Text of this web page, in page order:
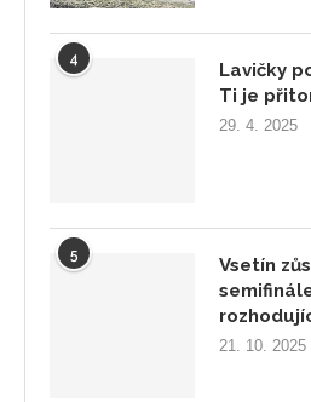
4
Lavičky
Ti je
29. 4. 2025
5
Vsetín
21. 10. 2025